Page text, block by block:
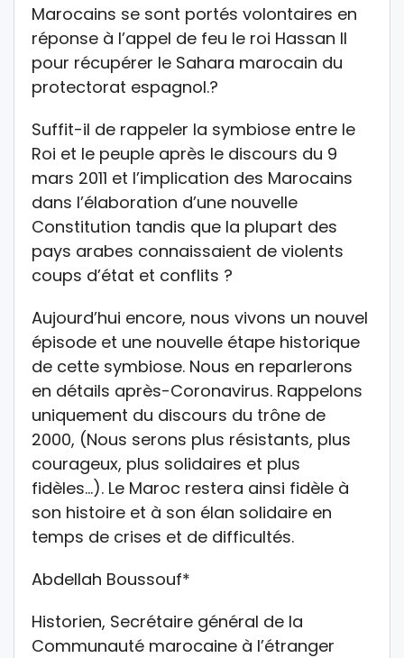
Marocains se sont portés volontaires en
réponse à l’appel de feu le roi Hassan II
pour récupérer le Sahara marocain du
protectorat espagnol.?
Suffit-il de rappeler la symbiose entre le
Roi et le peuple après le discours du 9
mars 2011 et l’implication des Marocains
dans l’élaboration d’une nouvelle
Constitution tandis que la plupart des
pays arabes connaissaient de violents
coups d’état et conflits ?
Aujourd’hui encore, nous vivons un nouvel
épisode et une nouvelle étape historique
de cette symbiose. Nous en reparlerons
en détails après-Coronavirus. Rappelons
uniquement du discours du trône de
2000, (Nous serons plus résistants, plus
courageux, plus solidaires et plus
fidèles…). Le Maroc restera ainsi fidèle à
son histoire et à son élan solidaire en
temps de crises et de difficultés.
Abdellah Boussouf*
Historien, Secrétaire général de la
Communauté marocaine à l’étranger